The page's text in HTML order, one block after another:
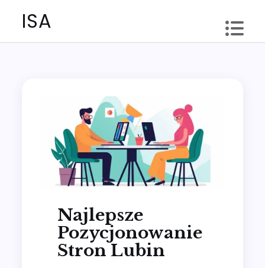
ISA
Najlepsze
Pozycjonowanie
Stron Lubin